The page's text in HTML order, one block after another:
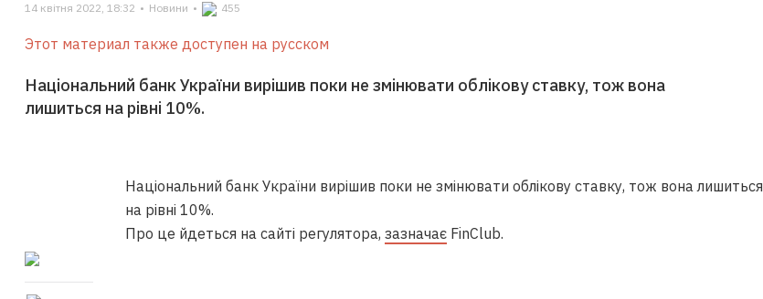
14 квітня 2022, 18:32 • Новини • 455
Этот материал также доступен на русском
Національний банк України вирішив поки не змінювати облікову ставку, тож вона
лишиться на рівні 10%.
Національний банк України вирішив поки не змінювати облікову ставку, тож вона лишиться
на рівні 10%.
Про це йдеться на сайті регулятора, зазначає FinClub.